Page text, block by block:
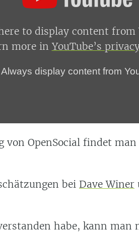
to display content from
more in YouTube’s
Always display content from
von OpenSocial findet man
bei Dave Winer
habe, kann man